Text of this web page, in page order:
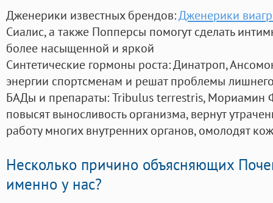
Дженерики известных брендов:Дженерики
Сиалис, а также Попперсы помогут сделать
более насыщенной и яркой
Синтетические гормоны роста: Динатроп,
энергии спортсменам и решат проблемы
БАДы и препараты:Tribulus terrestris, Мориамин
повысят выносливость организма, вернут
работу многих внутренних органов, омолодят
Несколько причино объясняющих
именно у нас?